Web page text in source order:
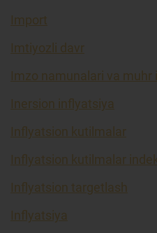
Import
Imtiyozli davr
Imzo namunalari va muhr
Inersion inflyatsiya
Inflyatsion kutilmalar
Inflyatsion kutilmalar
Inflyatsion targetlash
Inflyatsiya